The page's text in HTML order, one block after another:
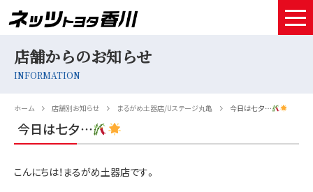
店舗からのお知らせ
INFORMATION
ホーム 店舗別お知らせ まるがめ土器店/Uステージ丸亀 今日は七夕…
今日は七夕…
こんにちは！まるがめ土器店です。